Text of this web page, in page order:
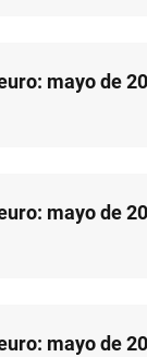
mayo de
mayo de
mayo de